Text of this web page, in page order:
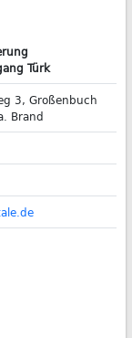
Türk
3, Großenbuch
Brand